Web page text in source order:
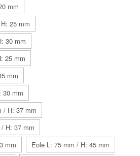
mm
25 mm
30 mm
25 mm
mm
30 mm
/ H: 37 mm
H: 37 mm
mm
Eole L: 75 mm / H: 45 mm